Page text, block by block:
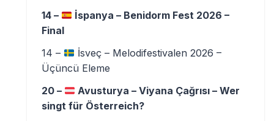
14 –
İspanya – Benidorm Fest 2026 –
Final
14 –
İsveç – Melodifestivalen 2026 –
Üçüncü Eleme
20 –
Avusturya – Viyana Çağrısı – Wer
singt für Österreich?